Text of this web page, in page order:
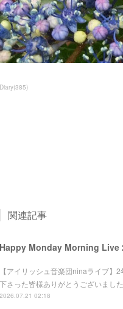
Diary(385)
関連記事
Happy Monday Morning Live
【アイリッシュ音楽団ninaライブ
下さった皆様ありがとうございまし
2026.07.21 02:18